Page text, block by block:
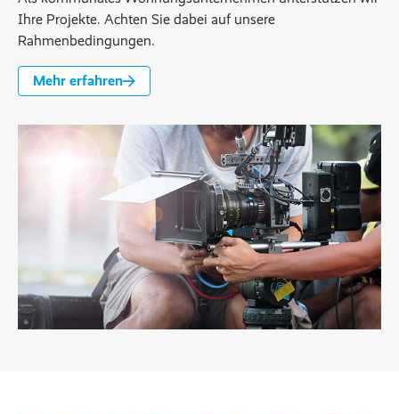
Ihre Projekte. Achten Sie dabei auf unsere
Rahmenbedingungen.
Mehr erfahren